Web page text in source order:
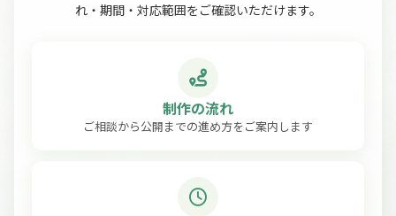
れ・期間・対応範囲をご確認いただけます。
制作の流れ
ご相談から公開までの進め方をご案内します